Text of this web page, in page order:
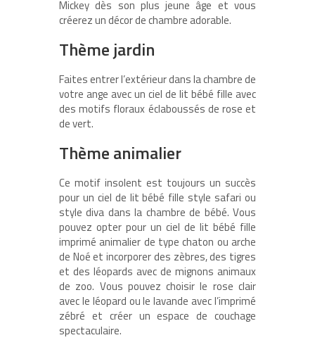
Mickey dès son plus jeune âge et vous
créerez un décor de chambre adorable.
Thème jardin
Faites entrer l’extérieur dans la chambre de
votre ange avec un ciel de lit bébé fille avec
des motifs floraux éclaboussés de rose et
de vert.
Thème animalier
Ce motif insolent est toujours un succès
pour un ciel de lit bébé fille style safari ou
style diva dans la chambre de bébé. Vous
pouvez opter pour un ciel de lit bébé fille
imprimé animalier de type chaton ou arche
de Noé et incorporer des zèbres, des tigres
et des léopards avec de mignons animaux
de zoo. Vous pouvez choisir le rose clair
avec le léopard ou le lavande avec l’imprimé
zébré et créer un espace de couchage
spectaculaire.